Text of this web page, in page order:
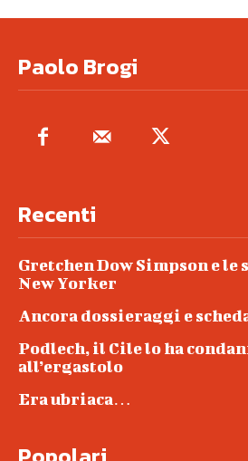
Paolo Brogi
Recenti
Gretchen Dow Simpson e le
New Yorker
Ancora dossieraggi e
Podlech, il Cile lo ha
all’ergastolo
Era ubriaca…